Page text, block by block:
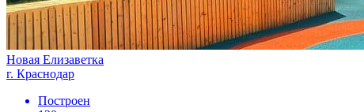
Новая Елизаветка
г. Краснодар
Построен